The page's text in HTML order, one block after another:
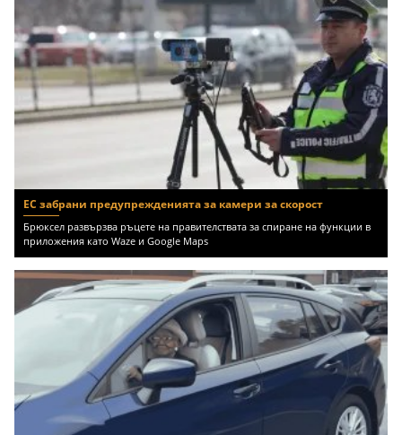
ЕС забрани предупрежденията за камери за скорост
Брюксел развързва ръцете на правителствата за спиране на функции в
приложения като Waze и Google Maps